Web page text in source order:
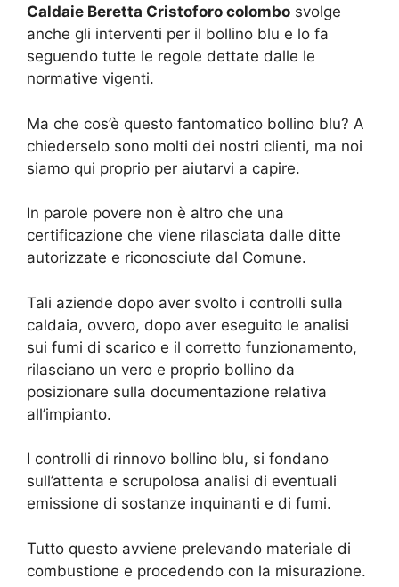
Caldaie Beretta Cristoforo colombo svolge
anche gli interventi per il bollino blu e lo fa
seguendo tutte le regole dettate dalle le
normative vigenti.
Ma che cos’è questo fantomatico bollino blu? A
chiederselo sono molti dei nostri clienti, ma noi
siamo qui proprio per aiutarvi a capire.
In parole povere non è altro che una
certificazione che viene rilasciata dalle ditte
autorizzate e riconosciute dal Comune.
Tali aziende dopo aver svolto i controlli sulla
caldaia, ovvero, dopo aver eseguito le analisi
sui fumi di scarico e il corretto funzionamento,
rilasciano un vero e proprio bollino da
posizionare sulla documentazione relativa
all’impianto.
I controlli di rinnovo bollino blu, si fondano
sull’attenta e scrupolosa analisi di eventuali
emissione di sostanze inquinanti e di fumi.
Tutto questo avviene prelevando materiale di
combustione e procedendo con la misurazione.